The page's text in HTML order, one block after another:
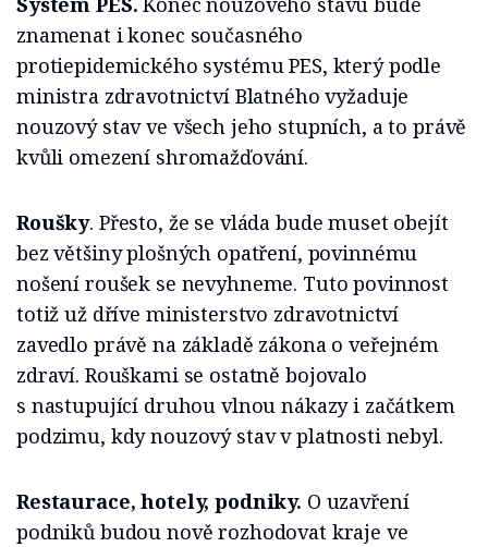
znamenat i konec současného
protiepidemického systému PES, který podle
ministra zdravotnictví Blatného vyžaduje
nouzový stav ve všech jeho stupních, a to právě
kvůli omezení shromažďování.
Roušky. Přesto, že se vláda bude muset obejít
bez většiny plošných opatření, povinnému
nošení roušek se nevyhneme. Tuto povinnost
totiž už dříve ministerstvo zdravotnictví
zavedlo právě na základě zákona o veřejném
zdraví. Rouškami se ostatně bojovalo
s nastupující druhou vlnou nákazy i začátkem
podzimu, kdy nouzový stav v platnosti nebyl.
Restaurace, hotely, podniky. O uzavření
podniků budou nově rozhodovat kraje ve